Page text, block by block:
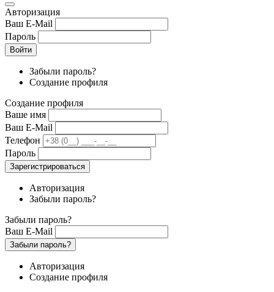
Авторизация
Ваш E-Mail
Пароль
Войти
Забыли пароль?
Создание профиля
Создание профиля
Ваше имя
Ваш E-Mail
Телефон
Пароль
Зарегистрироваться
Авторизация
Забыли пароль?
Забыли пароль?
Ваш E-Mail
Забыли пароль?
Авторизация
Создание профиля